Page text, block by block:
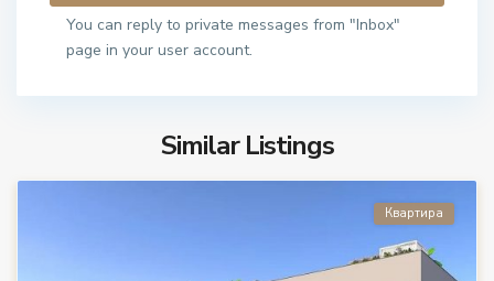
You can reply to private messages from "Inbox"
page in your user account.
Similar Listings
Квартира